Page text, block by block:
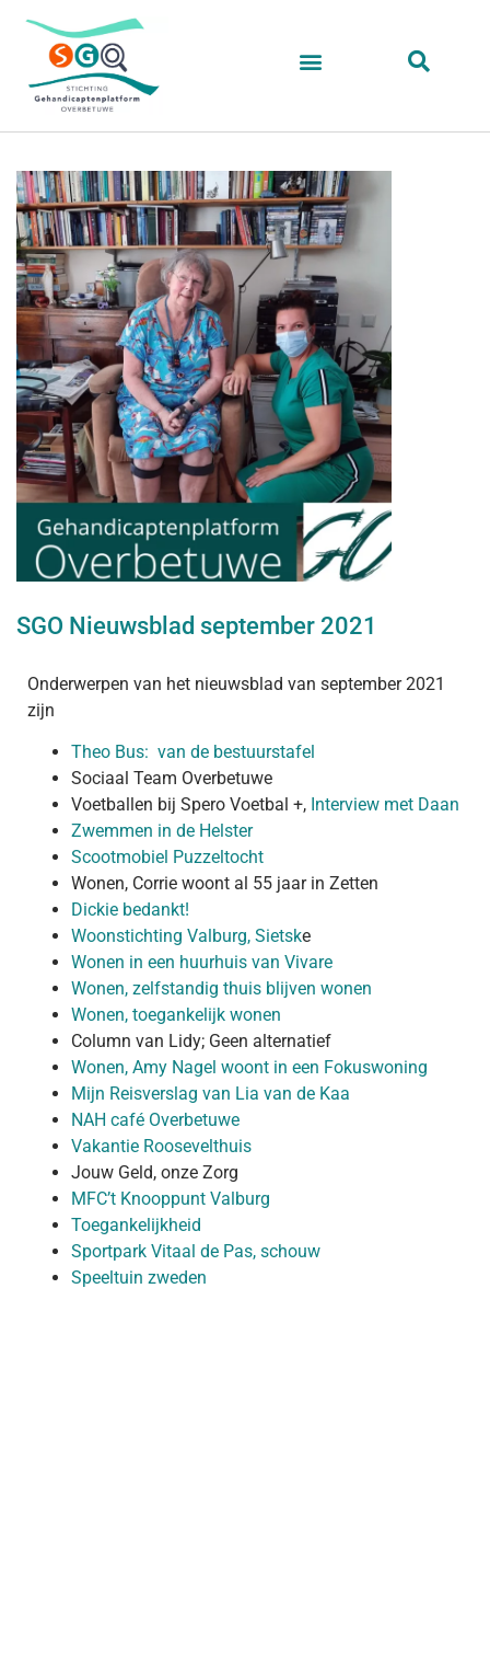
SGO Nieuwsblad september 2021
Onderwerpen van het nieuwsblad van september 2021
zijn
Theo Bus: van de bestuurstafel
Sociaal Team Overbetuwe
Voetballen bij Spero Voetbal +, Interview met Daan
Zwemmen in de Helster
Scootmobiel Puzzeltocht
Wonen, Corrie woont al 55 jaar in Zetten
Dickie bedankt!
Woonstichting Valburg, Sietske
Wonen in een huurhuis van Vivare
Wonen, zelfstandig thuis blijven wonen
Wonen, toegankelijk wonen
Column van Lidy; Geen alternatief
Wonen, Amy Nagel woont in een Fokuswoning
Mijn Reisverslag van Lia van de Kaa
NAH café Overbetuwe
Vakantie Roosevelthuis
Jouw Geld, onze Zorg
MFC’t Knooppunt Valburg
Toegankelijkheid
Sportpark Vitaal de Pas, schouw
Speeltuin zweden